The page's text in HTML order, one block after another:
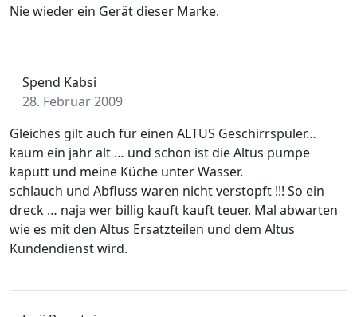
Nie wieder ein Gerät dieser Marke.
Spend Kabsi
28. Februar 2009
Gleiches gilt auch für einen ALTUS Geschirrspüler…
kaum ein jahr alt … und schon ist die Altus pumpe
kaputt und meine Küche unter Wasser.
schlauch und Abfluss waren nicht verstopft !!! So ein
dreck … naja wer billig kauft kauft teuer. Mal abwarten
wie es mit den Altus Ersatzteilen und dem Altus
Kundendienst wird.